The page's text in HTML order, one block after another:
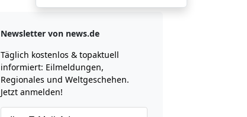
Newsletter von news.de
Täglich kostenlos & topaktuell
informiert: Eilmeldungen,
Regionales und Weltgeschehen.
Jetzt anmelden!